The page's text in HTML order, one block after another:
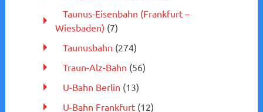
Taunus-Eisenbahn (Frankfurt –
Wiesbaden) (7)
Taunusbahn (274)
Traun-Alz-Bahn (56)
U-Bahn Berlin (13)
U-Bahn Frankfurt(12)